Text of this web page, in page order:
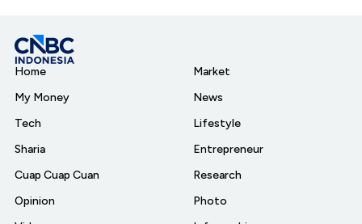
Home
My Money
Tech
Sharia
Cuap Cuap Cuan
Opinion
Market
News
Lifestyle
Entrepreneur
Research
Photo